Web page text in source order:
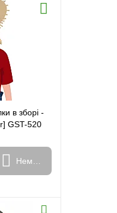
в зборі -
GST-520
Немає в наявності